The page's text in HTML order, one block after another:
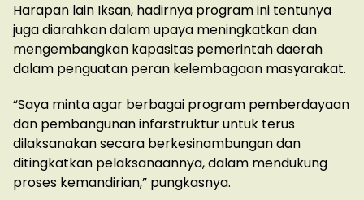
Harapan lain Iksan, hadirnya program ini tentunya
juga diarahkan dalam upaya meningkatkan dan
mengembangkan kapasitas pemerintah daerah
dalam penguatan peran kelembagaan masyarakat.
“Saya minta agar berbagai program pemberdayaan
dan pembangunan infarstruktur untuk terus
dilaksanakan secara berkesinambungan dan
ditingkatkan pelaksanaannya, dalam mendukung
proses kemandirian,” pungkasnya.